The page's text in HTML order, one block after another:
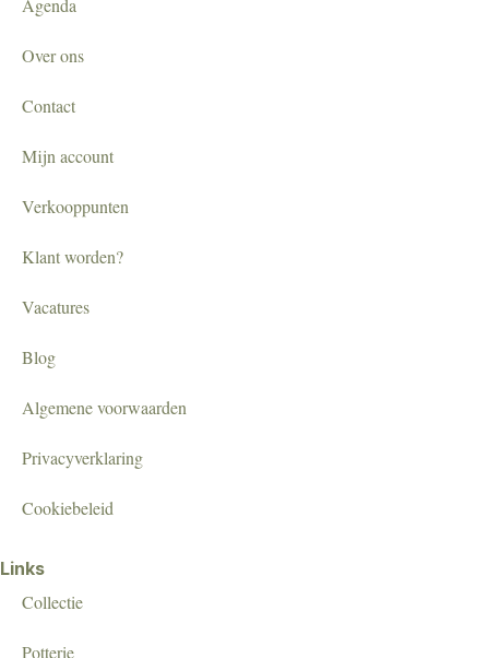
Agenda
Over ons
Contact
Mijn account
Verkooppunten
Klant worden?
Vacatures
Blog
Algemene voorwaarden
Privacyverklaring
Cookiebeleid
Links
Collectie
Potterie